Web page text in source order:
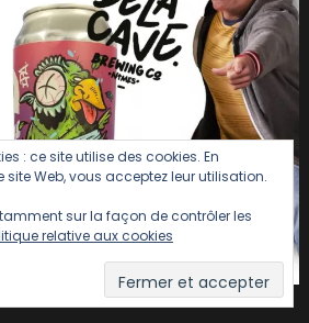
: ce site utilise des cookies. En
Web, vous acceptez leur utilisation.
sur la façon de contrôler les
relative aux cookies